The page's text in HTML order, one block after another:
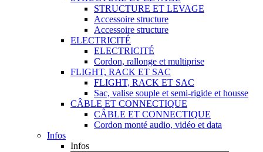
STRUCTURE ET LEVAGE
Accessoire structure
Accessoire structure
ELECTRICITÉ
ELECTRICITÉ
Cordon, rallonge et multiprise
FLIGHT, RACK ET SAC
FLIGHT, RACK ET SAC
Sac, valise souple et semi-rigide et housse
CÂBLE ET CONNECTIQUE
CÂBLE ET CONNECTIQUE
Cordon monté audio, vidéo et data
Infos
Infos